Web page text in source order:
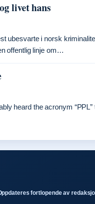
livet hans
ubesvarte i norsk
offentlig linje om…
heard the acronym
fortlopende av